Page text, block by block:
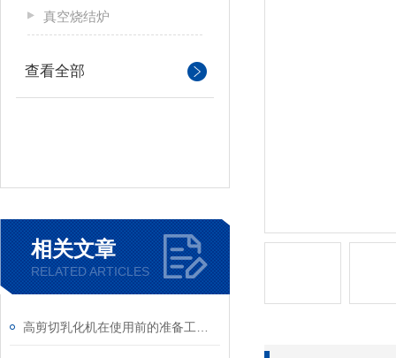
真空烧结炉
查看全部
相关文章
RELATED ARTICLES